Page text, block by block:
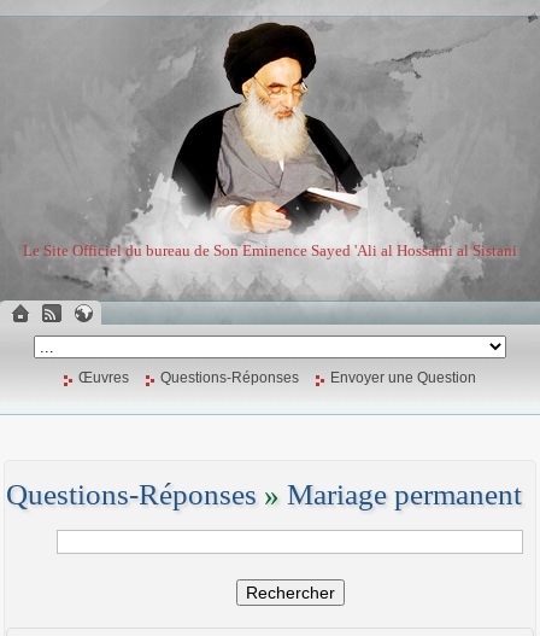
Le Site Officiel du bureau de Son Eminence Sayed 'Ali al Hossaini al Sistani
Œuvres Questions-Réponses Envoyer une Question
Questions-Réponses » Mariage permanent
Rechercher